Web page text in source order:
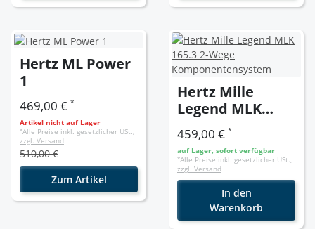
Hertz ML Power
1
469,00 € *
Artikel nicht auf Lager
*Alle Preise inkl. gesetzlicher USt.,
zzgl. Versand
510,00 €
Zum Artikel
Hertz Mille
Legend MLK
165.3 2-Wege
Komponentensy
stem
459,00 € *
auf Lager, sofort verfügbar
*Alle Preise inkl. gesetzlicher USt.,
zzgl. Versand
In den
Warenkorb